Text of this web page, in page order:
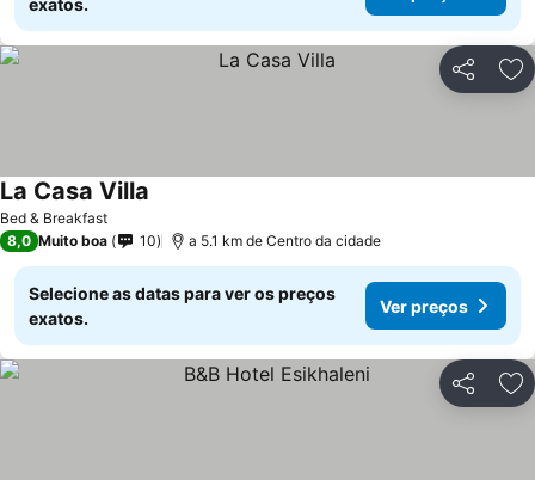
exatos.
Partilhar
Bed & Breakfast
La Casa Villa
8,0 Muito boa 10 a 5.1 km de Centro da cidade
Selecione as datas para ver os preços
exatos.
Ver preços
Partilhar